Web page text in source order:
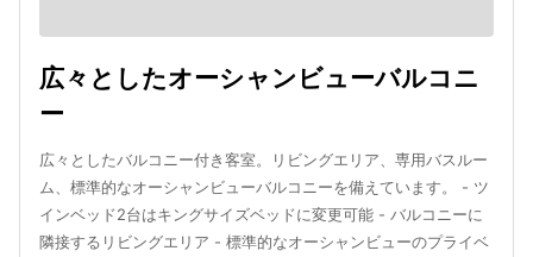
広々としたオーシャンビューバルコニ
ー
広々としたバルコニー付き客室。リビングエリア、専用バスルー
ム、標準的なオーシャンビューバルコニーを備えています。 - ツ
インベッド2台はキングサイズベッドに変更可能 - バルコニーに
隣接するリビングエリア - 標準的なオーシャンビューのプライベ